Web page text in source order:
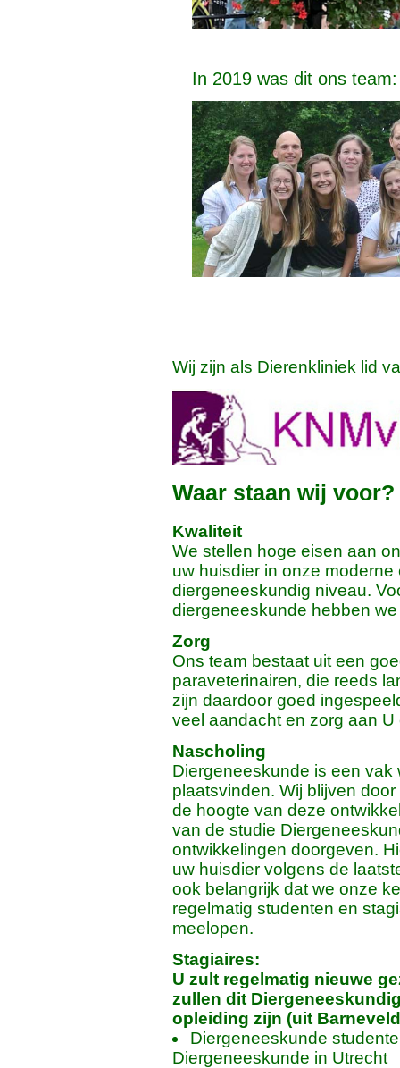
In 2019 was dit ons team:
Wij zijn als Dierenkliniek lid
Waar staan wij voor?
Kwaliteit
We stellen hoge eisen aan
uw huisdier in onze
diergeneeskundig niveau.
diergeneeskunde hebben
Zorg
Ons team bestaat uit een
paraveterinairen, die reeds
zijn daardoor goed
veel aandacht en zorg aan
Nascholing
Diergeneeskunde is een
plaatsvinden. Wij blijven
de hoogte van deze
van de studie
ontwikkelingen doorgeven.
uw huisdier volgens de
ook belangrijk dat we onze
regelmatig studenten en
meelopen.
Stagiaires:
U zult regelmatig nieuwe
zullen dit
opleiding zijn (uit
Diergeneeskunde
Diergeneeskunde in Utrecht